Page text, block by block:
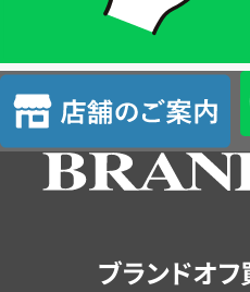
査
定
店
舗
の
ブランドオ